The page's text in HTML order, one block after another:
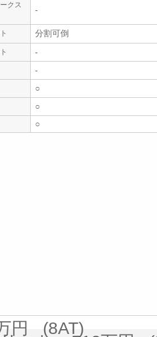
クス
-
分割可倒
-
-
○
○
○
円 (8AT)